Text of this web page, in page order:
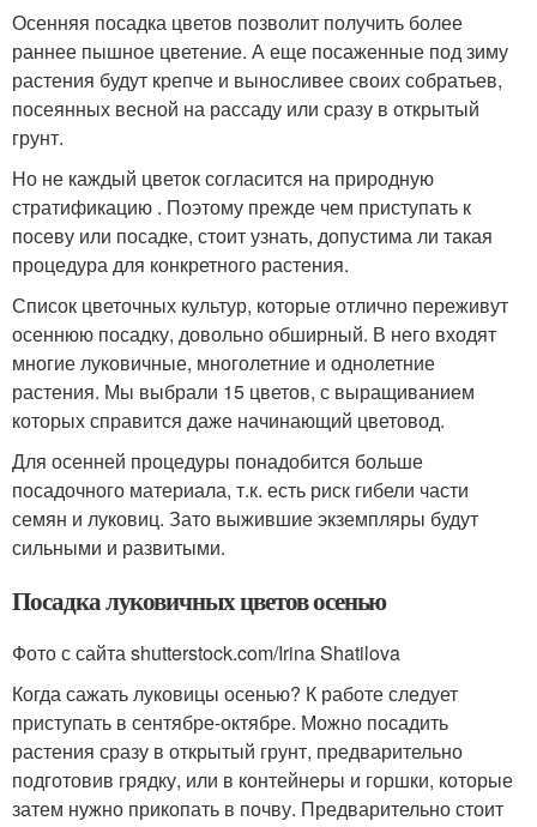
Осенняя посадка цветов позволит получить более
раннее пышное цветение. А еще посаженные под зиму
растения будут крепче и выносливее своих собратьев,
посеянных весной на рассаду или сразу в открытый
грунт.
Но не каждый цветок согласится на природную
стратификацию . Поэтому прежде чем приступать к
посеву или посадке, стоит узнать, допустима ли такая
процедура для конкретного растения.
Список цветочных культур, которые отлично переживут
осеннюю посадку, довольно обширный. В него входят
многие луковичные, многолетние и однолетние
растения. Мы выбрали 15 цветов, с выращиванием
которых справится даже начинающий цветовод.
Для осенней процедуры понадобится больше
посадочного материала, т.к. есть риск гибели части
семян и луковиц. Зато выжившие экземпляры будут
сильными и развитыми.
Посадка луковичных цветов осенью
Фото с сайта shutterstock.com/Irina Shatilova
Когда сажать луковицы осенью? К работе следует
приступать в сентябре-октябре. Можно посадить
растения сразу в открытый грунт, предварительно
подготовив грядку, или в контейнеры и горшки, которые
затем нужно прикопать в почву. Предварительно стоит